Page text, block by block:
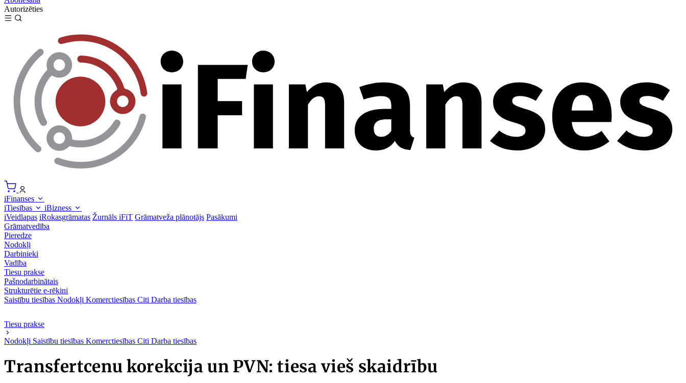
Autorizēties
iFinanses
iTiesības
iBizness
iVeidlapas iRokasgrāmatas Žurnāls iFiT Grāmatveža plānotājs Pasākumi
Grāmatvedība
Pieredze
Nodokļi
Darbinieki
Vadība
Tiesu prakse
Pašnodarbinātais
Strukturētie e-rēķini
Saistību tiesības Nodokļi Komerctiesības Citi Darba tiesības
Tiesu prakse
Nodokļi Saistību tiesības Komerctiesības Citi Darba tiesības
Transfertcenu korekcija un PVN: tiesa vieš skaidrību